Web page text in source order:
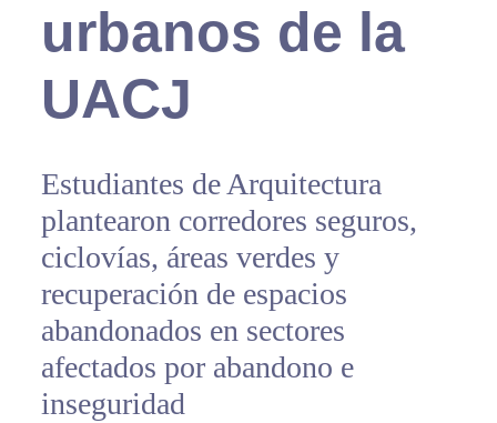
urbanos de la
UACJ
Estudiantes de Arquitectura
plantearon corredores seguros,
ciclovías, áreas verdes y
recuperación de espacios
abandonados en sectores
afectados por abandono e
inseguridad